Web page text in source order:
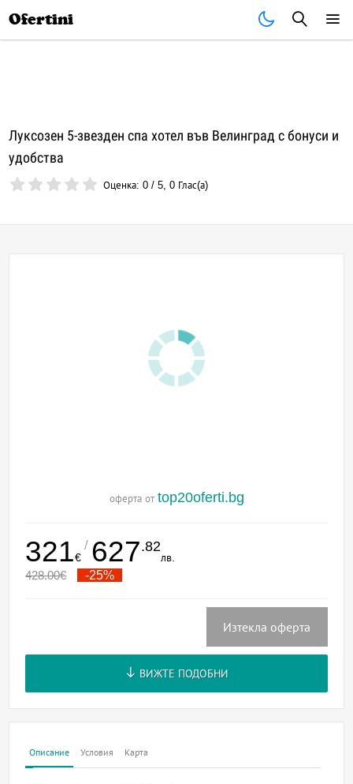
Ofertini
Луксозен 5-звезден спа хотел във Велинград с бонуси и
удобства
Оценка:0 /5,0 Глас(а)
оферта от top20oferti.bg
321€
/ 627.82
лв.
428.00€ -25%
Изтекла оферта
ВИЖТЕ ПОДОБНИ
Описание Условия Карта